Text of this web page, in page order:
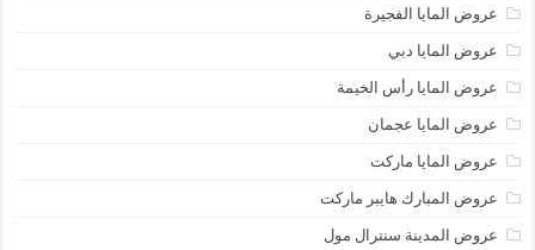
عروض المايا الفجيرة
عروض المايا دبي
عروض المايا رأس الخيمة
عروض المايا عجمان
عروض المايا ماركت
عروض المبارك هايبر ماركت
عروض المدينة سنترال مول